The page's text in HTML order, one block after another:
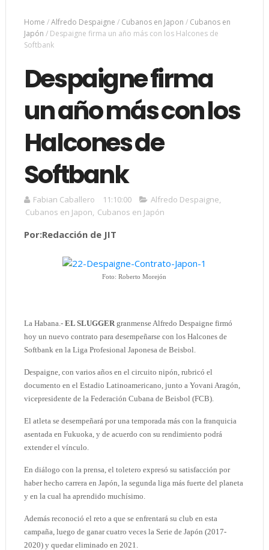
Home /Alfredo Despaigne / Cubanos en Japon / Cubanos en
Japón / Despaigne firma un año más con los Halcones de
Softbank
Despaigne firma
un año más con los
Halcones de
Softbank
Fabian Caballero 11:10:00 Alfredo Despaigne,
Cubanos en Japon, Cubanos en Japón
Por:Redacción de JIT
Foto: Roberto Morejón
La Habana.- EL SLUGGER granmense Alfredo Despaigne firmó
hoy un nuevo contrato para desempeñarse con los Halcones de
Softbank en la Liga Profesional Japonesa de Beisbol.
Despaigne, con varios años en el circuito nipón, rubricó el
documento en el Estadio Latinoamericano, junto a Yovani Aragón,
vicepresidente de la Federación Cubana de Beisbol (FCB).
El atleta se desempeñará por una temporada más con la franquicia
asentada en Fukuoka, y de acuerdo con su rendimiento podrá
extender el vínculo.
En diálogo con la prensa, el toletero expresó su satisfacción por
haber hecho carrera en Japón, la segunda liga más fuerte del planeta
y en la cual ha aprendido muchísimo.
Además reconoció el reto a que se enfrentará su club en esta
campaña, luego de ganar cuatro veces la Serie de Japón (2017-
2020) y quedar eliminado en 2021.